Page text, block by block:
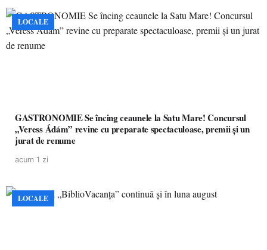
LOCALE
GASTRONOMIE Se încing ceaunele la Satu Mare! Concursul
„Veress Ádám” revine cu preparate spectaculoase, premii și un
jurat de renume
acum 1 zi
LOCALE